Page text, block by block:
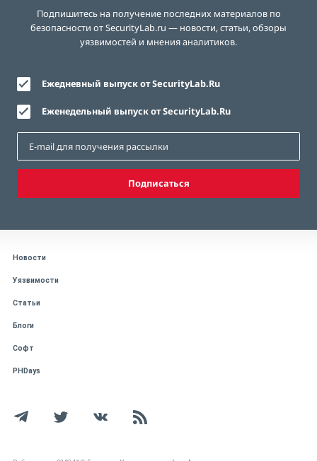
Подпишитесь на получение последних материалов по
безопасности от SecurityLab.ru — новости, статьи, обзоры
уязвимостей и мнения аналитиков.
Ежедневный выпуск от SecurityLab.Ru
Еженедельный выпуск от SecurityLab.Ru
Подписаться
Новости
Уязвимости
Статьи
Блоги
Софт
PHDays